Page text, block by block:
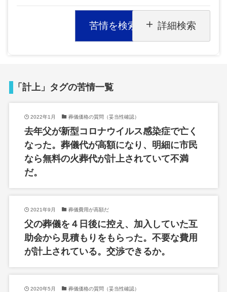
苦情を検索 詳細検索
「計上」タグの苦情一覧
2022年1月 葬儀価格の質問（妥当性確認）
去年父が新型コロナウイルス感染症で亡く
なった。葬儀代が高額になり、明細に市民
なら無料の火葬代が計上されていて不満
だ。
2021年9月 葬儀費用が高額だ
父の葬儀を４日後に控え、加入していた互
助会から見積もりをもらった。不要な費用
が計上されている。交渉できるか。
2020年5月 葬儀価格の質問（妥当性確認）